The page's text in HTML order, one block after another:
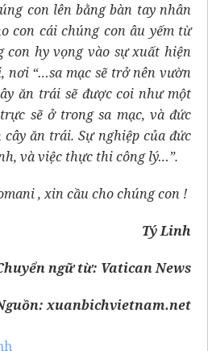
con lên bằng bàn tay nhân
con cái chúng con âu yếm từ
con hy vọng vào sự xuất hiện
nơi “…sa mạc sẽ trở nên vườn
ăn trái sẽ được coi như một
sẽ ở trong sa mạc, và đức
ăn trái. Sự nghiệp của đức
và việc thực thi công lý…”.
, xin cầu cho chúng con !
Tý Linh
ngữ từ: Vatican News
xuanbichvietnam.net